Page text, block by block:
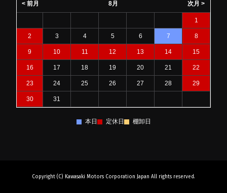
8月
< 前月 次月 >
1
2 3 4 5 6 7 8
9 10 11 12 13 14 15
16 17 18 19 20 21 22
23 24 25 26 27 28 29
30 31
本日 定休日 棚卸日
Copyright (C) Kawasaki Motors Corporation Japan All rights reserved.